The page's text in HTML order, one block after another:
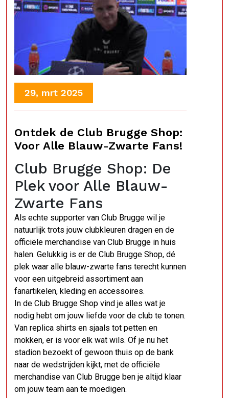
29, mrt 2025
Ontdek de Club Brugge Shop:
Voor Alle Blauw-Zwarte Fans!
Club Brugge Shop: De
Plek voor Alle Blauw-
Zwarte Fans
Als echte supporter van Club Brugge wil je
natuurlijk trots jouw clubkleuren dragen en de
officiële merchandise van Club Brugge in huis
halen. Gelukkig is er de Club Brugge Shop, dé
plek waar alle blauw-zwarte fans terecht kunnen
voor een uitgebreid assortiment aan
fanartikelen, kleding en accessoires.
In de Club Brugge Shop vind je alles wat je
nodig hebt om jouw liefde voor de club te tonen.
Van replica shirts en sjaals tot petten en
mokken, er is voor elk wat wils. Of je nu het
stadion bezoekt of gewoon thuis op de bank
naar de wedstrijden kijkt, met de officiële
merchandise van Club Brugge ben je altijd klaar
om jouw team aan te moedigen.